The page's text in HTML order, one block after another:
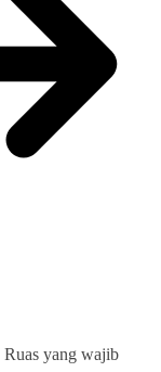
Ruas yang wajib